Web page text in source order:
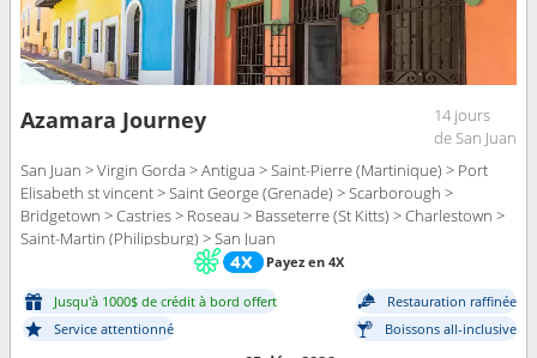
Azamara Journey
14 jours
de San Juan
San Juan > Virgin Gorda > Antigua > Saint-Pierre (Martinique) > Port
Elisabeth st vincent > Saint George (Grenade) > Scarborough >
Bridgetown > Castries > Roseau > Basseterre (St Kitts) > Charlestown >
Saint-Martin (Philipsburg) > San Juan
Payez en 4X
Jusqu'à 1000$ de crédit à bord offert
Restauration raffinée
Service attentionné
Boissons all-inclusive